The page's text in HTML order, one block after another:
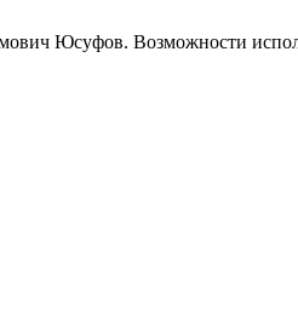
Юсуфов. Возможности